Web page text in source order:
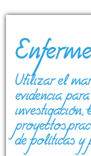
Utilizar el
evidencia
de políticas y